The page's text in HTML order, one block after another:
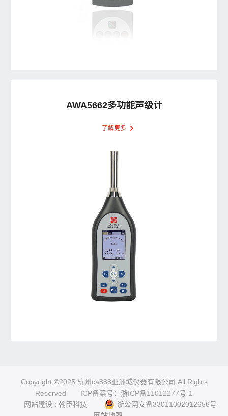
AWA5662多功能声级计
了解更多
Copyright ©2025 杭州ca888亚洲城仪器有限公司 All Rights
Reserved
ICP备案号：浙ICP备11012277号-1
浙公网安备33011002012656号
网站建设 : 翰臣科技